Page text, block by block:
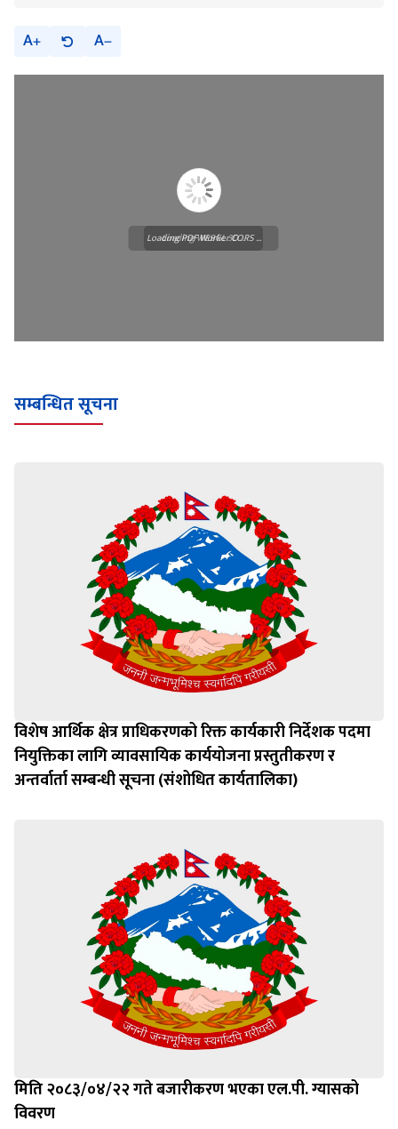
A A
Loading WEBGL 3D ...
Loading PDF Worker CORS ...
सम्बन्धित सूचना
विशेष आर्थिक क्षेत्र प्राधिकरणको रिक्त कार्यकारी निर्देशक पदमा
नियुक्तिका लागि व्यावसायिक कार्ययोजना प्रस्तुतीकरण र
अन्तर्वार्ता सम्बन्धी सूचना (संशोधित कार्यतालिका)
मिति २०८३/०४/२२ गते बजारीकरण भएका एल.पी. ग्यासको
विवरण